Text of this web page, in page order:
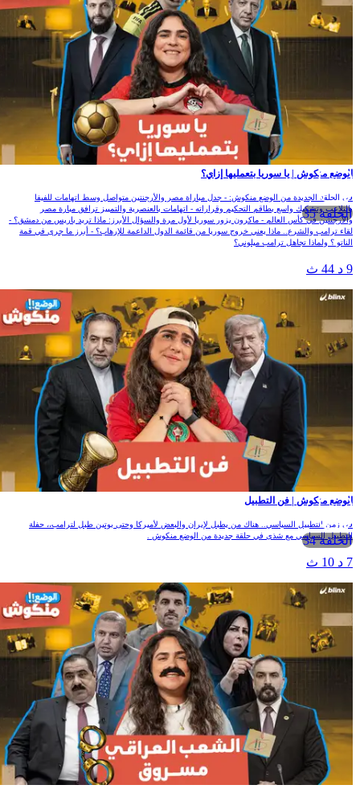
الحلقة 35
الوضع منكوش | يا سوريا بتعمليها إزاي؟
في الحلقة الجديدة من الوضع منكوش: - جدل مباراة مصر والأرجنتين متواصل وسط اتهامات للفيفا
بالتلاعب وتشكيك واسع بطاقم التحكيم وقراراته - اتهامات بالعنصرية والتمييز ترافق مبارة مصر
والأرجنتين في كأس العالم - ماكرون يزور سوريا لأول مرة والسؤال الأبرز: ماذا تريد باريس من دمشق؟ -
لقاء ترامب والشرع.. ماذا يعني خروج سوريا من قائمة الدول الداعمة للإرهاب؟ - أبرز ما جرى في قمة
الناتو ؟ ولماذا تجاهل ترامب ميلوني؟
الحلقة 34
الوضع منكوش | فن التطبيل
في زمن التطبيل السياسي.. هناك من يطبل لإيران والبعض لأميركا وحتى بوتين طبل لترامب،، حفلة
التطبيل السياسي مع شذى في حلقة جديدة من الوضع منكوش .